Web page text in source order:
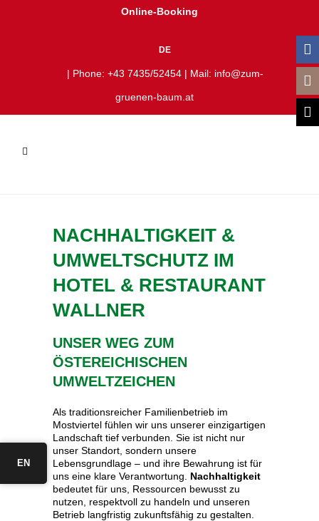
Online-Booking
DE
| Phone: +43 7435/52454| Mail: info@zum-
gruenen-baum.at
NACHHALTIGKEIT &
UMWELTSCHUTZ IM
HOTEL & RESTAURANT
WALLNER
UNSER WEG ZUM
ÖSTEREICHISCHEN
UMWELTZEICHEN
Als traditionsreicher Familienbetrieb im
Mostviertel fühlen wir uns unserer einzigartigen
Landschaft tief verbunden. Sie ist nicht nur
unser Standort, sondern unsere
Lebensgrundlage – und ihre Bewahrung ist für
uns eine klare Verantwortung. Nachhaltigkeit
bedeutet für uns, Ressourcen bewusst zu
nutzen, respektvoll zu handeln und unseren
Betrieb langfristig zukunftsfähig zu gestalten.
EN